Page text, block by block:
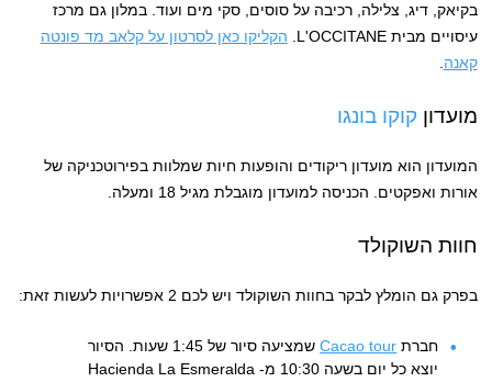
בקיאק, דיג, צלילה, רכיבה על סוסים, סקי מים ועוד. במלון גם מרכז
עיסויים מבית L'OCCITANE.
הקליקו כאן לסרטון על קלאב מד פונטה
קאנה.
מועדוןקוקו בונגו
המועדון הוא מועדון ריקודים והופעות חיות שמלוות בפירוטכניקה של
אורות ואפקטים. הכניסה למועדון מוגבלת מגיל 18 ומעלה.
חוות השוקולד
בפרק גם הומלץ לבקר בחוות השוקולד ויש לכם 2 אפשרויות לעשות זאת:
חברת Cacao tour
שמציעה סיור של 1:45 שעות. הסיור
יוצא כל יום בשעה 10:30 מ- Hacienda La Esmeralda